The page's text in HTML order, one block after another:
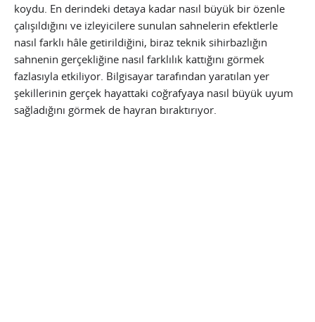
koydu. En derindeki detaya kadar nasıl büyük bir özenle
çalışıldığını ve izleyicilere sunulan sahnelerin efektlerle
nasıl farklı hâle getirildiğini, biraz teknik sihirbazlığın
sahnenin gerçekliğine nasıl farklılık kattığını görmek
fazlasıyla etkiliyor. Bilgisayar tarafından yaratılan yer
şekillerinin gerçek hayattaki coğrafyaya nasıl büyük uyum
sağladığını görmek de hayran bıraktırıyor.